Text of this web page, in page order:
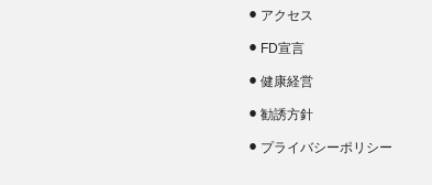
アクセス
FD宣言
健康経営
勧誘方針
プライバシーポリシー